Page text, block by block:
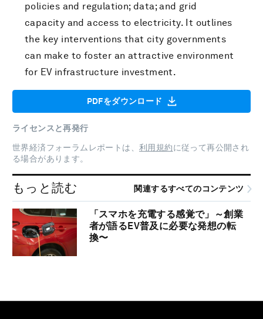
policies and regulation; data; and grid
capacity and access to electricity. It outlines
the key interventions that city governments
can make to foster an attractive environment
for EV infrastructure investment.
PDFをダウンロード
ライセンスと再発行
世界経済フォーラムレポートは、 利用規約に従って再公開され
る場合があります。
もっと読む 関連するすべてのコンテンツ
「スマホを充電する感覚で」～創業
者が語るEV普及に必要な発想の転
換〜